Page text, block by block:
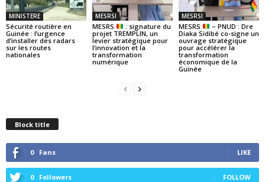
MINISTERE
Sécurité routière en
Guinée : l’urgence
d’installer des radars
sur les routes
nationales
MESRSI
MESRS
: signature du
projet TREMPLIN, un
levier stratégique pour
l’innovation et la
transformation
numérique
MESRSI
MESRS
– PNUD : Dre
Diaka Sidibé co-signe un
ouvrage stratégique
pour accélérer la
transformation
économique de la
Guinée
Block title
0 Fans LIKE
0 Followers FOLLOW